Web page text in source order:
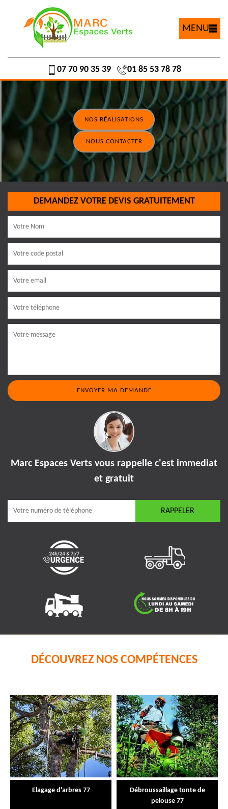
MENU
07 70 90 35 39 01 85 53 78 78
NOS RÉALISATIONS
NOUS CONTACTER
DEMANDEZ VOTRE DEVIS GRATUITEMENT
Marc Espaces Verts vous rappelle c'est immediat
et gratuit
DÉCOUVREZ NOS COMPÉTENCES
Elagage d'arbres 77
Débroussaillage tonte de
pelouse 77